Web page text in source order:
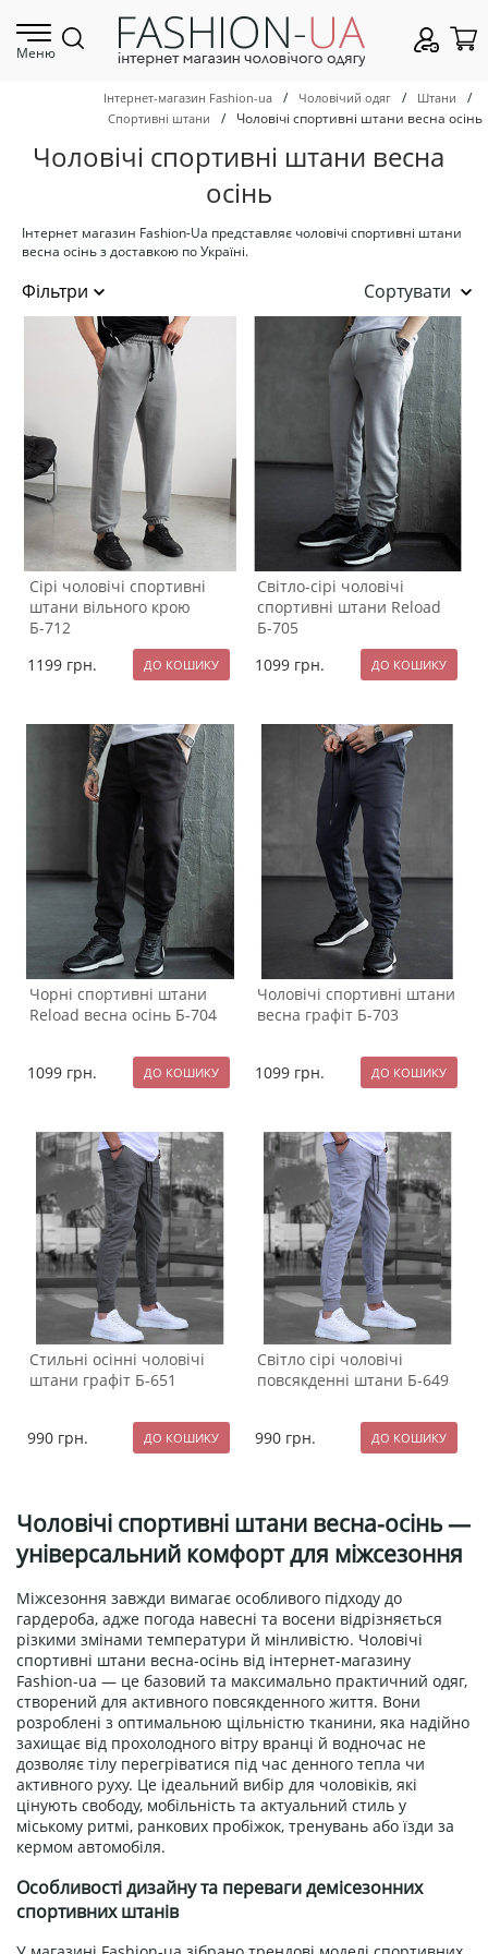
Меню
Інтернет-магазин Fashion-ua / Чоловічий одяг / Штани /
Спортивні штани / Чоловічі спортивні штани весна осінь
Чоловічі спортивні штани весна
осінь
Інтернет магазин Fashion-Ua представляє чоловічі спортивні штани
весна осінь з доставкою по Україні.
Сортувати
Сірі чоловічі спортивні
штани вільного крою
Б-712
1199 грн.
Світло-сірі чоловічі
спортивні штани Reload
Б-705
1099 грн.
Чорні спортивні штани
Reload весна осінь Б-704
1099 грн.
Чоловічі спортивні штани
весна графіт Б-703
1099 грн.
Стильні осінні чоловічі
штани графіт Б-651
990 грн.
Світло сірі чоловічі
повсякденні штани Б-649
990 грн.
Чоловічі спортивні штани весна-осінь —
універсальний комфорт для міжсезоння
Міжсезоння завжди вимагає особливого підходу до
гардероба, адже погода навесні та восени відрізняється
різкими змінами температури й мінливістю. Чоловічі
спортивні штани весна-осінь від інтернет-магазину
Fashion-ua — це базовий та максимально практичний одяг,
створений для активного повсякденного життя. Вони
розроблені з оптимальною щільністю тканини, яка надійно
захищає від прохолодного вітру вранці й водночас не
дозволяє тілу перегріватися під час денного тепла чи
активного руху. Це ідеальний вибір для чоловіків, які
цінують свободу, мобільність та актуальний стиль у
міському ритмі, ранкових пробіжок, тренувань або їзди за
кермом автомобіля.
Особливості дизайну та переваги демісезонних
спортивних штанів